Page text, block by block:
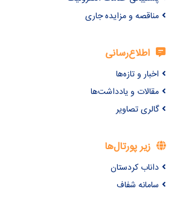
مناقصه و مزایده جاری
اطلاع‌رسانی
اخبار و تازه‌ها
مقالات و یادداشت‌ها
گالری تصاویر
زیر پورتال‌ها
داناب کردستان
سامانه شفاف